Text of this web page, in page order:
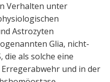
Verhalten unter
Astrozyten
Glia, nicht-
die als solche eine
und in der